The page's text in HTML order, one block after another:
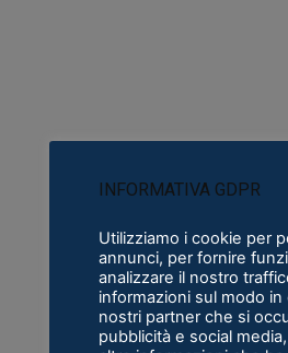
INFORMATIVA GDPR
Utilizziamo i cookie per
annunci, per fornire
analizzare il nostro
informazioni sul modo
nostri partner che si
pubblicità e social